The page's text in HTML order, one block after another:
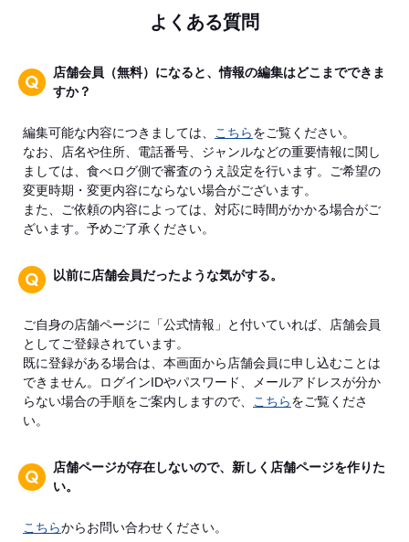
よくある質問
店舗会員（無料）になると、情報の編集はどこまでできま
すか？
編集可能な内容につきましては、 こちらをご覧ください。
なお、店名や住所、電話番号、ジャンルなどの重要情報に関し
ましては、食べログ側で審査のうえ設定を行います。ご希望の
変更時期・変更内容にならない場合がございます。
また、ご依頼の内容によっては、対応に時間がかかる場合がご
ざいます。予めご了承ください。
以前に店舗会員だったような気がする。
ご自身の店舗ページに「公式情報」と付いていれば、店舗会員
としてご登録されています。
既に登録がある場合は、本画面から店舗会員に申し込むことは
できません。ログインIDやパスワード、メールアドレスが分か
らない場合の手順をご案内しますので、
こちらをご覧くださ
い。
店舗ページが存在しないので、新しく店舗ページを作りた
い。
こちらからお問い合わせください。